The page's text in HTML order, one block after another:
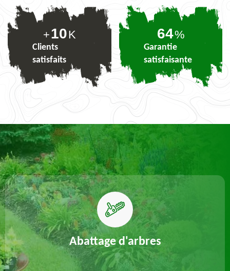
+10K
Clients
satisfaits
79%
Garantie
satisfaisante
Abattage d'arbres